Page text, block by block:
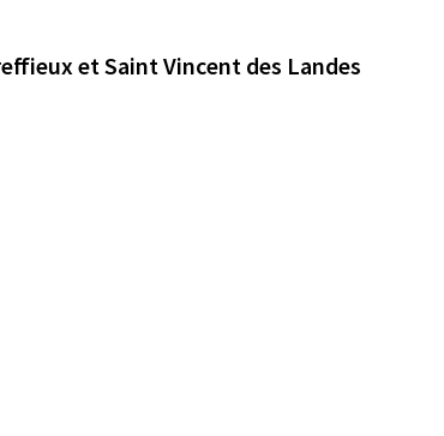
et Saint Vincent des Landes